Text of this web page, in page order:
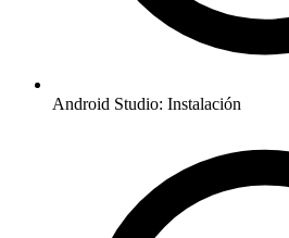
Android Studio: Instalación